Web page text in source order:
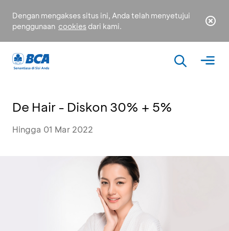
Dengan mengakses situs ini, Anda telah menyetujui
penggunaan cookies dari kami.
De Hair - Diskon 30% + 5%
Hingga 01 Mar 2022